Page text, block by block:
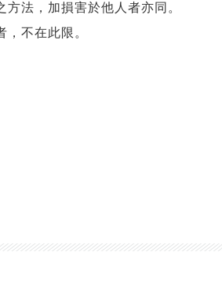
法，加損害於他人者亦同。
不在此限。